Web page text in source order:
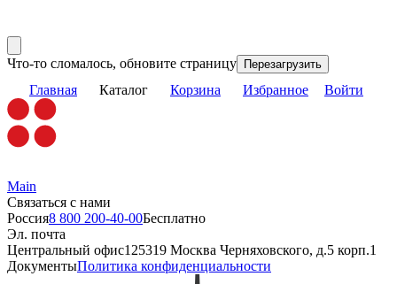
Что-то сломалось, обновите страницу Перезагрузить
Главная Каталог Корзина Избранное Войти
Main
Связаться с нами
Россия8 800 200-40-00Бесплатно
Эл. почта
Центральный офис125319 Москва Черняховского, д.5 корп.1
ДокументыПолитика конфиденциальности